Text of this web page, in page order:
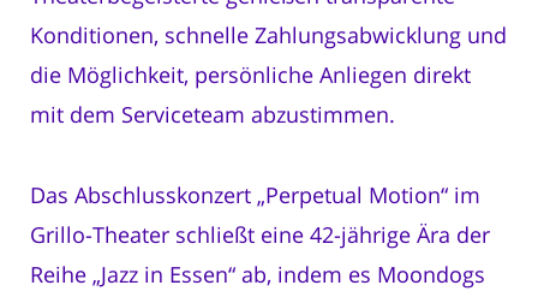
Konditionen, schnelle Zahlungsabwicklung und
die Möglichkeit, persönliche Anliegen direkt
mit dem Serviceteam abzustimmen.
Das Abschlusskonzert „Perpetual Motion“ im
Grillo-Theater schließt eine 42-jährige Ära der
Reihe „Jazz in Essen“ ab, indem es Moondogs